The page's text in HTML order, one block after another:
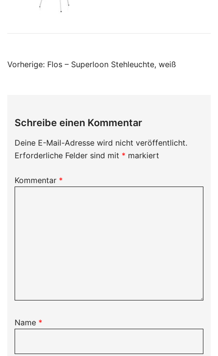
Beitragsnavigation
Vorherige: Flos – Superloon Stehleuchte, weiß
Schreibe einen Kommentar
Deine E-Mail-Adresse wird nicht veröffentlicht.
Erforderliche Felder sind mit * markiert
Kommentar *
Name *